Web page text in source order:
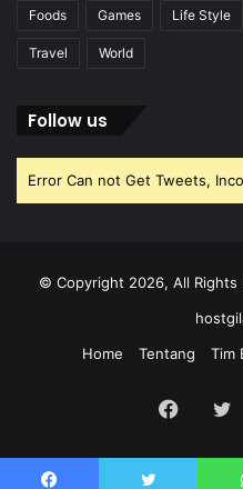
Foods Games Life Style
Travel World
Follow us
Error Can not Get Tweets,
© Copyright 2026, All
Home
Tentang Tim